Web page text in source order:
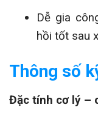
Dễ gia
hồi tốt sau
Thông số
Đặc tính cơ lý –